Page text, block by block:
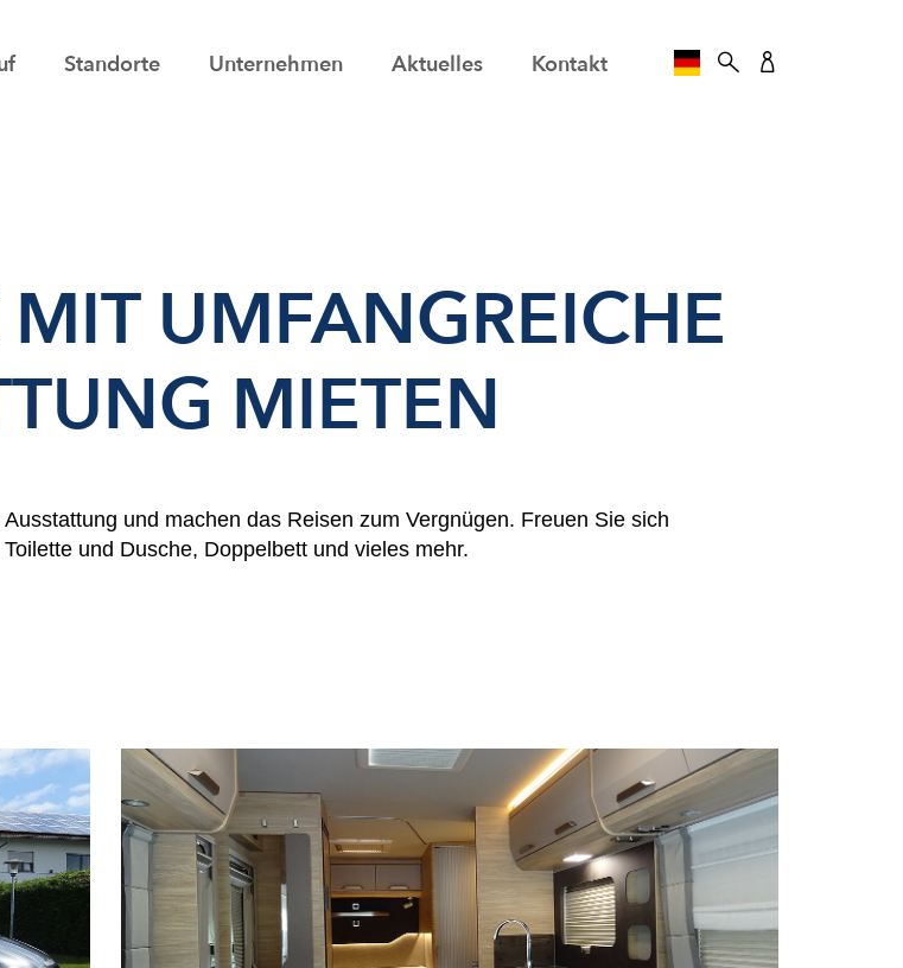
Standorte Unternehmen Aktuelles Kontakt
UMFANGREICHE
MIETEN
und machen das Reisen zum Vergnügen. Freuen Sie sich
und Dusche, Doppelbett und vieles mehr.